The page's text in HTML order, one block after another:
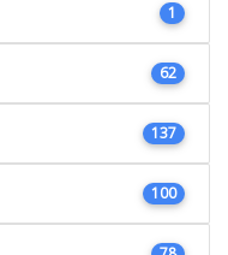
1
62
137
100